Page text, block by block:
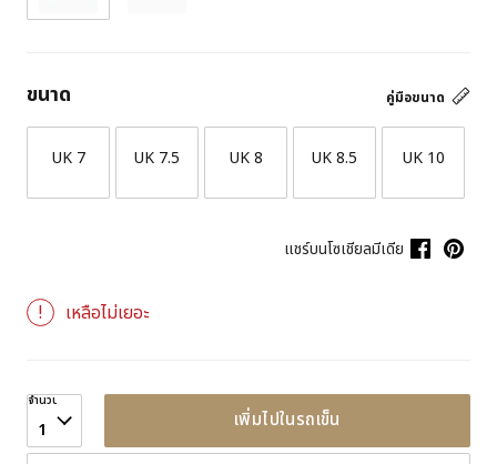
คู่มือขนาด
ขนาด
UK 7 UK 7.5 UK 8 UK 8.5 UK 10
แชร์บนโซเชียลมีเดีย
เหลือไม่เยอะ
จำนวน
1 เพิ่มไปในรถเข็น